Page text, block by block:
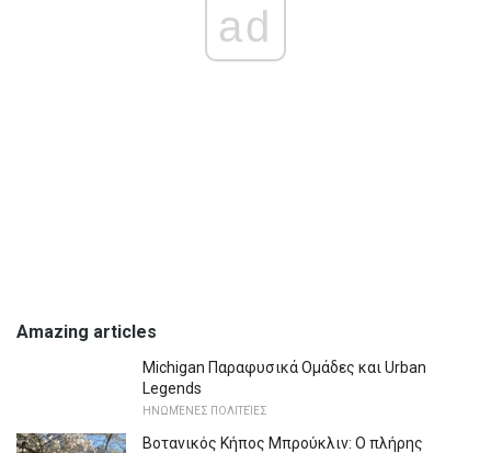
ad
Amazing articles
Michigan Παραφυσικά Ομάδες και Urban
Legends
ΗΝΩΜΈΝΕΣ ΠΟΛΙΤΕΊΕΣ
Βοτανικός Κήπος Μπρούκλιν: Ο πλήρης